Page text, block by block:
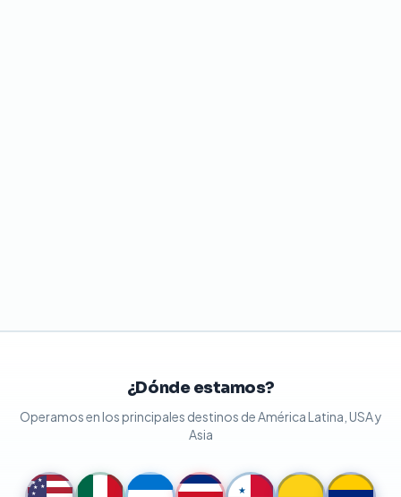
¿Dónde estamos?
Operamos en los principales destinos de América Latina, USA y
Asia
★ ★
★ ★
★
★